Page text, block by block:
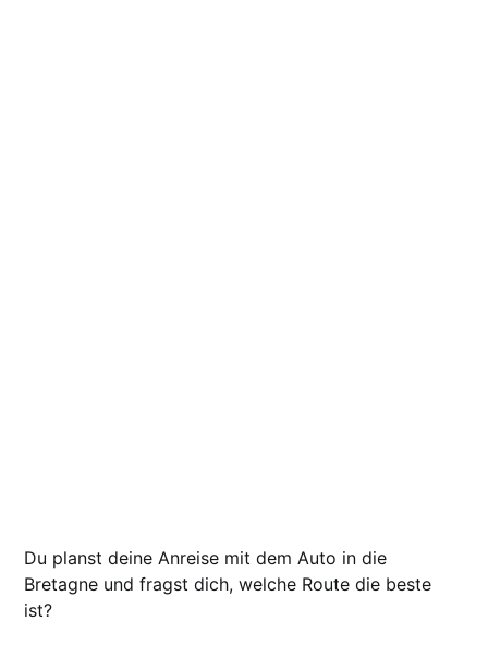
Du planst deine Anreise mit dem Auto in die
Bretagne und fragst dich, welche Route die beste
ist?